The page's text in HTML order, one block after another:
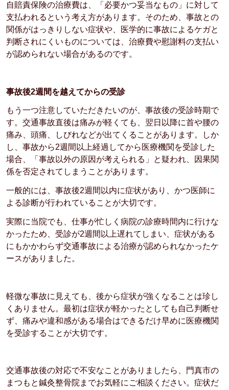
自賠責保険の治療費は、「必要かつ妥当なもの」に対して
支払われるという考え方があります。そのため、事故との
関係がはっきりしない症状や、医学的に事故によるケガと
判断されにくいものについては、治療費や慰謝料の支払い
が認められない場合があるのです。
事故後2週間を越えてからの受診
もう一つ注意していただきたいのが、事故後の受診時期で
す。交通事故直後は痛みが軽くても、翌日以降に首や腰の
痛み、頭痛、しびれなどが出てくることがあります。しか
し、事故から2週間以上経過してから医療機関を受診した
場合、「事故以外の原因が考えられる」と疑われ、因果関
係を否定されてしまうことがあります。
一般的には、事故後2週間以内に症状があり、かつ医師に
よる診断が行われていることが大切です。
実際に当院でも、仕事が忙しく病院の診療時間内に行けな
かったため、受診が2週間以上遅れてしまい、症状がある
にもかかわらず交通事故による治療が認められなかったケ
ースがありました。
軽微な事故に見えても、後から症状が強くなることは珍し
くありません。最初は症状が軽かったとしても自己判断せ
ず、痛みや違和感がある場合はできるだけ早めに医療機関
を受診することが大切です。
交通事故後の対応で不安なことがありましたら、門真市の
まつもと鍼灸整骨院までお気軽にご相談ください。症状だ